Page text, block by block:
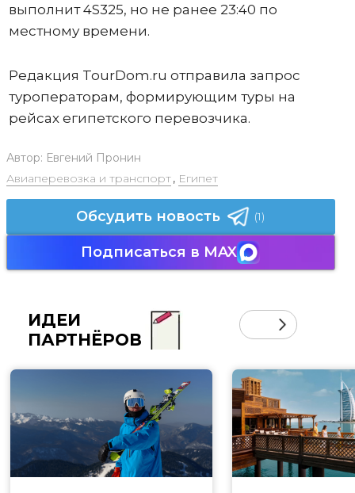
выполнит 4S325, но не ранее 23:40 по
местному времени.
Редакция TourDom.ru отправила запрос
туроператорам, формирующим туры на
рейсах египетского перевозчика.
Автор: Евгений Пронин
Авиаперевозка и транспорт, Египет
Обсудить новость (1)
Подписаться в MAX
ИДЕИ
ПАРТНЁРОВ